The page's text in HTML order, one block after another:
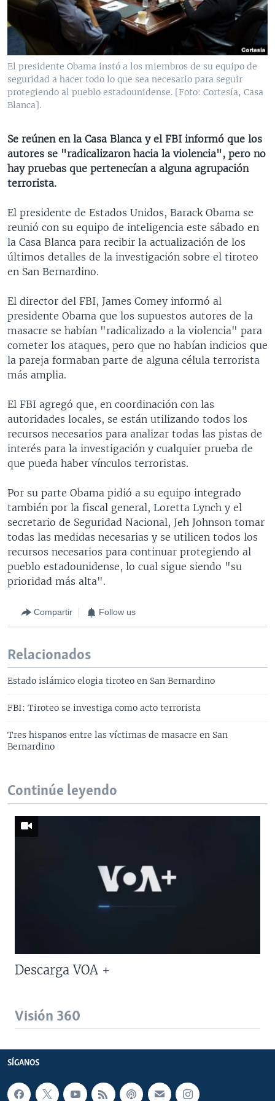
VENEZUELA
BRASIL
NICARAGUA
ECONOMÍA
ENTRETENIMIENTO Y CULTURA
TECNOLOGÍA
DEPORTES
CIENCIA Y SALUD
MULTIMEDIA
VIDEOS
FOTOGRAFÍA
AUDIOS
PROGRAMAS TV
EL MUNDO AL DÍA
FORO INTERAMERICANO
VISIÓN 360
PANORAMA
RADIO
AVANCE INFORMATIVO
AUDIONOTICIAS
ESTADOS UNIDOS AL DÍA
EL MUNDO AL DÍA [RADIO]
FORO [RADIO]
DEPORTIVO INTERNACIONAL
NOTA ECONÓMICA
ENTRETENIMIENTO
DIRECT
DOCUMENTALES DE LA VOA
Learning English
SÍGANOS
Idiomas
El presidente Obama instó a los miembros de su equipo de
seguridad a hacer todo lo que sea necesario para seguir
protegiendo al pueblo estadounidense. [Foto: Cortesía, Casa
Blanca].
Se reúnen en la Casa Blanca y el FBI informó que los
autores se "radicalizaron hacia la violencia", pero no
hay pruebas que pertenecían a alguna agrupación
terrorista.
El presidente de Estados Unidos, Barack Obama se
reunió con su equipo de inteligencia este sábado en
la Casa Blanca para recibir la actualización de los
últimos detalles de la investigación sobre el tiroteo
en San Bernardino.
El director del FBI, James Comey informó al
presidente Obama que los supuestos autores de la
masacre se habían "radicalizado a la violencia" para
cometer los ataques, pero que no habían indicios que
la pareja formaban parte de alguna célula terrorista
más amplia.
El FBI agregó que, en coordinación con las
autoridades locales, se están utilizando todos los
recursos necesarios para analizar todas las pistas de
interés para la investigación y cualquier prueba de
que pueda haber vínculos terroristas.
Por su parte Obama pidió a su equipo integrado
también por la fiscal general, Loretta Lynch y el
secretario de Seguridad Nacional, Jeh Johnson tomar
todas las medidas necesarias y se utilicen todos los
recursos necesarios para continuar protegiendo al
pueblo estadounidense, lo cual sigue siendo "su
prioridad más alta".
Compartir Follow us
Relacionados
Estado islámico elogia tiroteo en San Bernardino
FBI: Tiroteo se investiga como acto terrorista
Tres hispanos entre las víctimas de masacre en San
Bernardino
Continúe leyendo
Descarga VOA +
Visión 360
SÍGANOS